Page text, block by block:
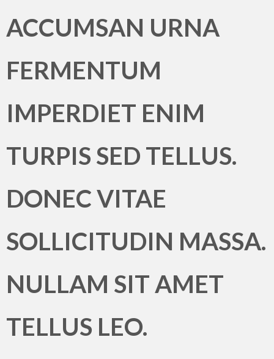
ACCUMSAN URNA
FERMENTUM
IMPERDIET ENIM
TURPIS SED TELLUS.
DONEC VITAE
SOLLICITUDIN MASSA.
NULLAM SIT AMET
TELLUS LEO.